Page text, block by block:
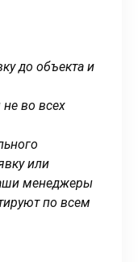
до объекта и
во всех
или
менеджеры
по всем